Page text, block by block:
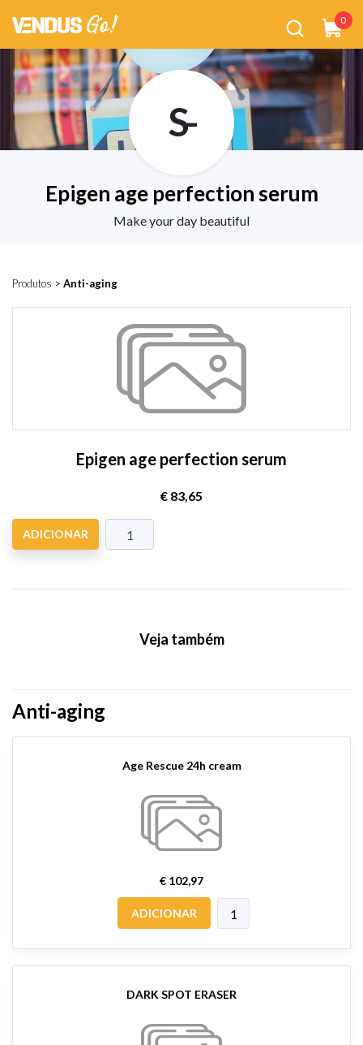
0
S-
Epigen age perfection serum
Make your day beautiful
Produtos > Anti-aging
Epigen age perfection serum
€ 83,65
ADICIONAR
Veja também
Anti-aging
Age Rescue 24h cream
€ 102,97
ADICIONAR
DARK SPOT ERASER